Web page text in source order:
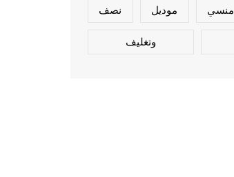
منسي موديل نصف
وتغليف